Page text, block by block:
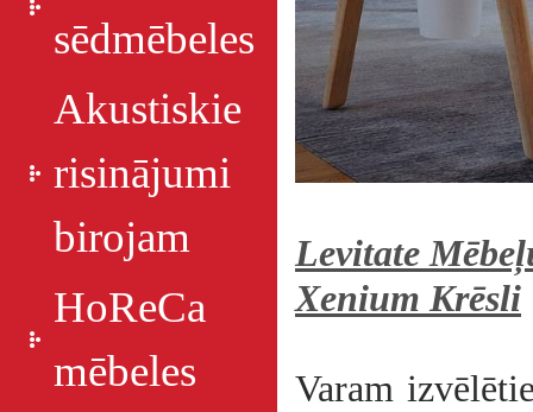
sēdmēbeles
Akustiskie
risinājumi
birojam
HoReCa
mēbeles
Levitate
XeniumKrēsli
Varam